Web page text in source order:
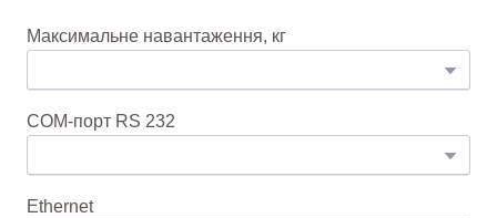
Максимальне навантаження, кг
COM-порт RS 232
Ethernet